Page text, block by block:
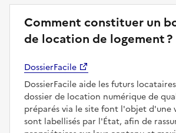
Comment constituer un
de location de logement ?
DossierFacile
DossierFacile aide les futurs
dossier de location numérique de
préparés via le site font l'objet d'une
sont labellisés par l'État, afin de